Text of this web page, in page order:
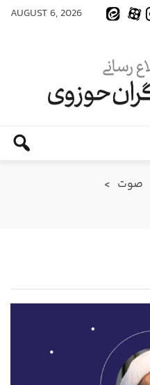
AUGUST 6, 2026
صوت >